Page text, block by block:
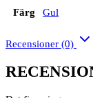
Färg Gul
Recensioner (0)